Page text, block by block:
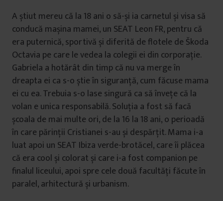
A știut mereu că la 18 ani o să-și ia carnetul și visa să
conducă mașina mamei, un SEAT Leon FR, pentru că
era puternică, sportivă și diferită de flotele de Škoda
Octavia pe care le vedea la colegii ei din corporație.
Gabriela a hotărât din timp că nu va merge în
dreapta ei ca s-o știe în siguranță, cum făcuse mama
ei cu ea. Trebuia s-o lase singură ca să învețe că la
volan e unica responsabilă. Soluția a fost să facă
școala de mai multe ori, de la 16 la 18 ani, o perioadă
în care părinții Cristianei s-au și despărțit. Mama i-a
luat apoi un SEAT Ibiza verde-brotăcel, care îi plăcea
că era cool și colorat și care i-a fost companion pe
finalul liceului, apoi spre cele două facultăți făcute în
paralel, arhitectură și urbanism.